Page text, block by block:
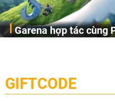
Garena hợp tác cùng
cầu, theo giấy phép chính
Pocketpair, Inc.
GIFTCODE